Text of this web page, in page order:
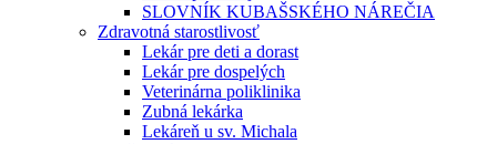
SLOVNÍK KUBAŠSKÉHO NÁREČIA
Zdravotná starostlivosť
Lekár pre deti a dorast
Lekár pre dospelých
Veterinárna poliklinika
Zubná lekárka
Lekáreň u sv. Michala